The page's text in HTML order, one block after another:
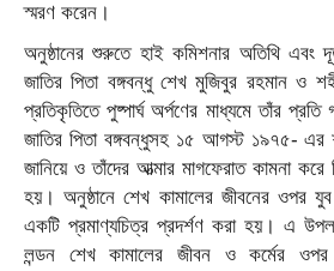
স্মরণ করেন।
অনুষ্ঠানের শুরুতে হাই কমিশনার অতিথি এবং
জাতির পিতা বঙ্গবন্ধু শেখ মুজিবুর রহমান ও
প্রতিকৃতিতে পুষ্পার্ঘ অর্পণের মাধ্যমে তাঁর
জাতির পিতা বঙ্গবন্ধুসহ ১৫ আগস্ট ১৯৭৫- এর
জানিয়ে ও তাঁদের আত্মার মাগফেরাত কামনা
হয়। অনুষ্ঠানে শেখ কামালের জীবনের ওপর
একটি প্রমাণ্যচিত্র প্রদর্শণ করা হয়। এ
লন্ডন শেখ কামালের জীবন ও কর্মের ওপর